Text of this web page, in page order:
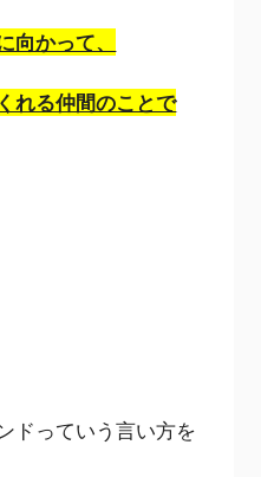
向かって、
れる仲間のことで
ドっていう言い方を